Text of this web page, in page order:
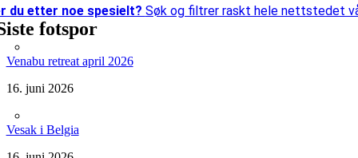
du etter noe spesielt? Søk og filtrer raskt hele nettstedet
fotspor
Venabu retreat april 2026
16. juni 2026
Vesak i Belgia